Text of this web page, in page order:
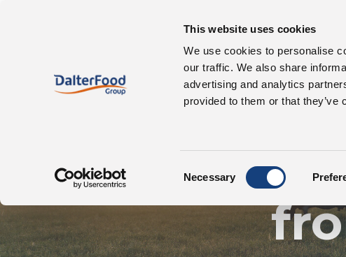
This website uses cookies
We use cookies to personalise
our traffic. We also share
advertising and analytics
provided to them or that
Necessary
À propos de nous